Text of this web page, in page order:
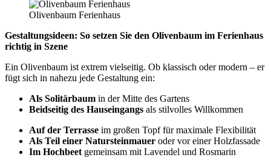
Olivenbaum Ferienhaus
Gestaltungsideen: So setzen Sie den Olivenbaum im Ferienhaus
richtig in Szene
Ein Olivenbaum ist extrem vielseitig. Ob klassisch oder modern – er
fügt sich in nahezu jede Gestaltung ein:
Als Solitärbaum in der Mitte des Gartens
Beidseitig des Hauseingangs als stilvolles Willkommen
Auf der Terrasse im großen Topf für maximale Flexibilität
Als Teil einer Natursteinmauer oder vor einer Holzfassade
Im Hochbeet gemeinsam mit Lavendel und Rosmarin